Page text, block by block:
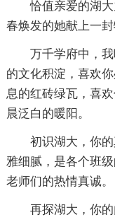
恰值亲爱的湖
春焕发的她献上一封
万千学府中，
的文化积淀，喜欢
息的红砖绿瓦，喜
晨泛白的暖阳。
初识湖大，你
雅细腻，是各个班
老师们的热情真诚。
再探湖大，你